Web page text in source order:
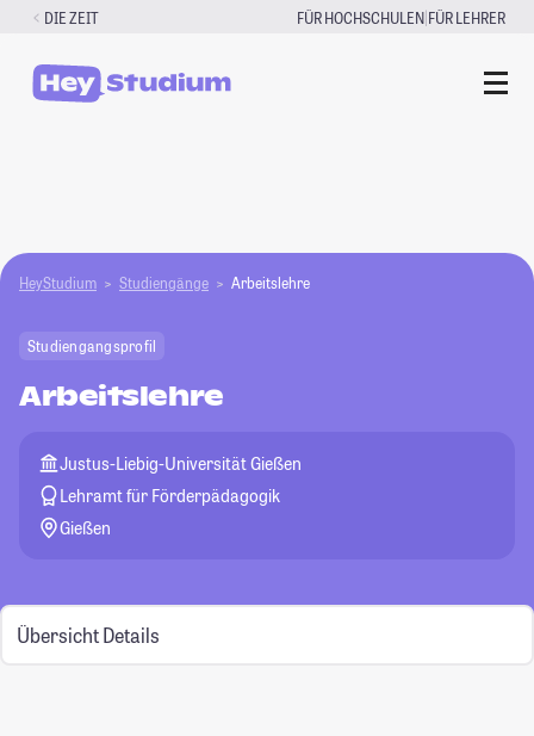
Zum
springen
DIE ZEIT FÜR HOCHSCHULEN|FÜR LEHRER
HeyStudium Studiengänge Arbeitslehre
Studiengangsprofil
Arbeitslehre
Justus-Liebig-Universität Gießen
Lehramt für Förderpädagogik
Gießen
Übersicht Details